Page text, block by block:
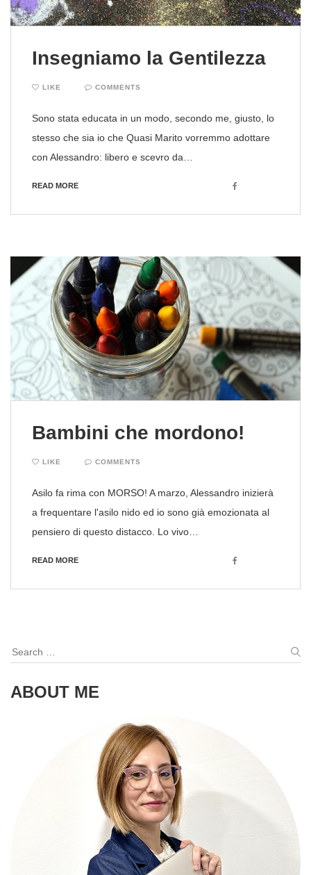
Insegniamo la Gentilezza
LIKE COMMENTS
Sono stata educata in un modo, secondo me, giusto, lo
stesso che sia io che Quasi Marito vorremmo adottare
con Alessandro: libero e scevro da…
READ MORE Facebook
Bambini che mordono!
LIKE COMMENTS
Asilo fa rima con MORSO! A marzo, Alessandro inizierà
a frequentare l'asilo nido ed io sono già emozionata al
pensiero di questo distacco. Lo vivo…
READ MORE Facebook
Search
ABOUT ME